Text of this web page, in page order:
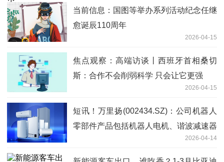
当前信息：国图等举办系列活动纪念任继
愈诞辰110周年
2026-04-15
焦点观察：高端访谈丨西班牙首相桑切
斯：合作不会削弱科学 只会让它更强
2026-04-15
短讯！万里扬(002434.SZ)：公司机器人
零部件产品包括机器人电机、谐波减速器
2026-04-14